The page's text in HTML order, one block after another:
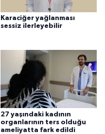
Karaciğer yağlanması
sessiz ilerleyebilir
27 yaşındaki kadının
organlarının ters olduğu
ameliyatta fark edildi